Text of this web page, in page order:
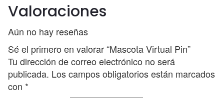
Valoraciones
Aún no hay reseñas
Sé el primero en valorar “Mascota Virtual Pin”
Tu dirección de correo electrónico no será
publicada. Los campos obligatorios están marcados
con *